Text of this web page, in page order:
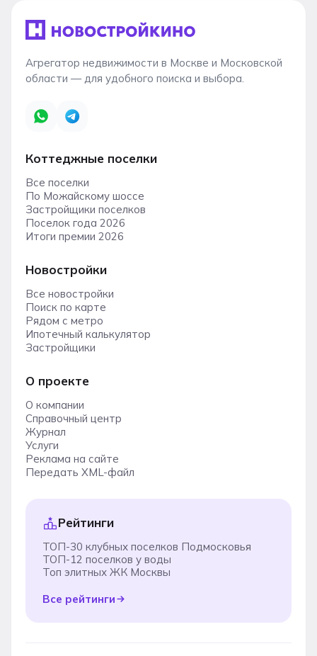
Агрегатор недвижимости в Москве и Московской
области — для удобного поиска и выбора.
Коттеджные поселки
Все поселки
По Можайскому шоссе
Застройщики поселков
Поселок года 2026
Итоги премии 2026
Новостройки
Все новостройки
Поиск по карте
Рядом с метро
Ипотечный калькулятор
Застройщики
О проекте
О компании
Справочный центр
Журнал
Услуги
Реклама на сайте
Передать XML-файл
Рейтинги
ТОП-30 клубных поселков Подмосковья
ТОП-12 поселков у воды
Топ элитных ЖК Москвы
Все рейтинги